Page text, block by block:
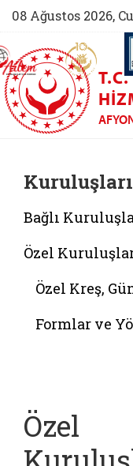
08 Ağustos 2026,
(yeni sekmede açılır)
AİLEM İletişim Aile
T.C.
Bağlı
Özel
Özel Kreş,
Formlar ve
Özel